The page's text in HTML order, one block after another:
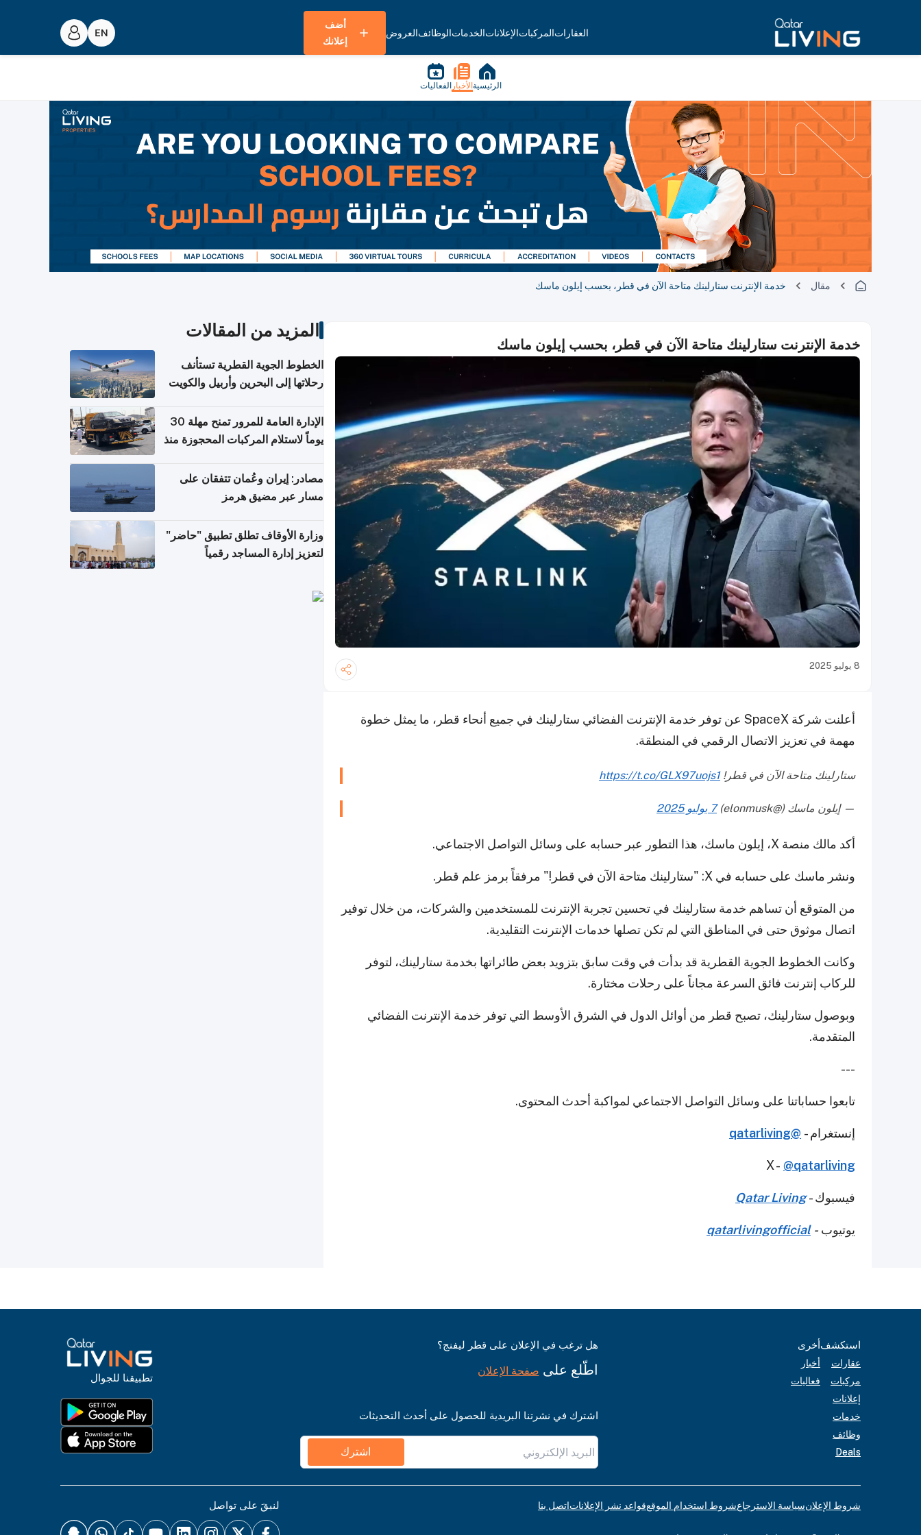
العقاراتالمركباتالإعلاناتالخدماتالوظائفالعروض
أضف
إعلانك
الرئيسية الأخبار الفعاليات
مقال خدمة الإنترنت ستارلينك متاحة الآن في قطر، بحسب إيلون ماسك
خدمة الإنترنت ستارلينك متاحة الآن في قطر، بحسب إيلون ماسك
8 يوليو 2025
أعلنت شركة SpaceX عن توفر خدمة الإنترنت الفضائي ستارلينك في جميع أنحاء قطر، ما يمثل خطوة
مهمة في تعزيز الاتصال الرقمي في المنطقة.
ستارلينك متاحة الآن في قطر!https://t.co/GLX97uojs1
— إيلون ماسك (@elonmusk) 7 يوليو 2025
أكد مالك منصة X، إيلون ماسك، هذا التطور عبر حسابه على وسائل التواصل الاجتماعي.
ونشر ماسك على حسابه في X: "ستارلينك متاحة الآن في قطر!" مرفقاً برمز علم قطر.
من المتوقع أن تساهم خدمة ستارلينك في تحسين تجربة الإنترنت للمستخدمين والشركات، من خلال توفير
اتصال موثوق حتى في المناطق التي لم تكن تصلها خدمات الإنترنت التقليدية.
وكانت الخطوط الجوية القطرية قد بدأت في وقت سابق بتزويد بعض طائراتها بخدمة ستارلينك، لتوفر
للركاب إنترنت فائق السرعة مجاناً على رحلات مختارة.
وبوصول ستارلينك، تصبح قطر من أوائل الدول في الشرق الأوسط التي توفر خدمة الإنترنت الفضائي
المتقدمة.
---
تابعوا حساباتنا على وسائل التواصل الاجتماعي لمواكبة أحدث المحتوى.
إنستغرام - @qatarliving
X - @qatarliving
فيسبوك -Qatar Living
يوتيوب -
qatarlivingofficial
المزيد من المقالات
الخطوط الجوية القطرية تستأنف
رحلاتها إلى البحرين وأربيل والكويت
الإدارة العامة للمرور تمنح مهلة 30
يوماً لاستلام المركبات المحجوزة منذ
مصادر: إيران وعُمان تتفقان على
مسار عبر مضيق هرمز
وزارة الأوقاف تطلق تطبيق "حاضر"
لتعزيز إدارة المساجد رقمياً
استكشف
عقارات
مركبات
إعلانات
خدمات
وظائف
Deals
أخرى
أخبار
فعاليات
هل ترغب في الإعلان على قطر ليفنج؟
اطّلع على صفحة الإعلان
اشترك في نشرتنا البريدية للحصول على أحدث التحديثات
اشترك
تطبيقنا للجوال
شروط الإعلانسياسة الاسترجاعشروط استخدام الموقعقواعد نشر الإعلاناتاتصل بنا لنبقَ على تواصل